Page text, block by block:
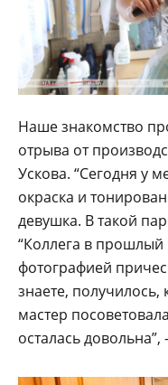
Наше знакомство
отрыва от
Ускова. “Сегодня у
окраска и
девушка. В такой
“Коллега в
фотографией
знаете, получилось,
мастер
осталась довольна”,